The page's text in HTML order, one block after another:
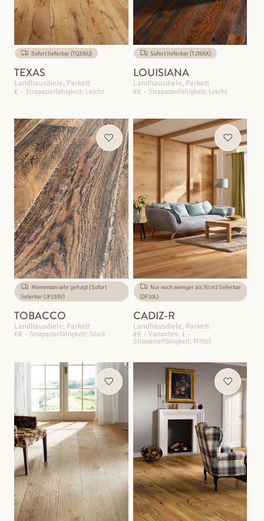
Sofort lieferbar (TQ330J)
TEXAS
Landhausdiele, Parkett
€ Strapazierfähigkeit: Leicht
Sofort lieferbar (TJ365X)
LOUISIANA
Landhausdiele, Parkett
€€ Strapazierfähigkeit: Leicht
Momentan sehr gefragt | Sofort
lieferbar (JF155V)
TOBACCO
Landhausdiele, Parkett
€€ Strapazierfähigkeit: Stark
Nur noch weniger als 50 m2 lieferbar
(DF10L)
CADIZ-R
Landhausdiele, Parkett
€€
Varianten: 1
Strapazierfähigkeit: Mittel